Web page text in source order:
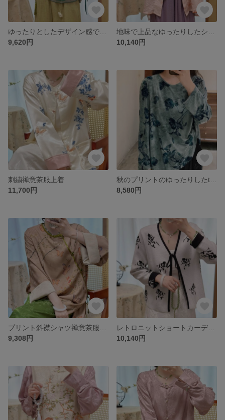
9,620円
10,140円
刺繍禅意茶服上着
11,700円
8,580円
9,308円
10,140円